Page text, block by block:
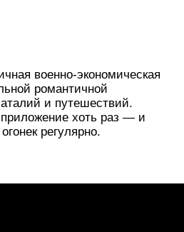
военно-экономическая
романтичной
и путешествий.
хоть раз — и
регулярно.